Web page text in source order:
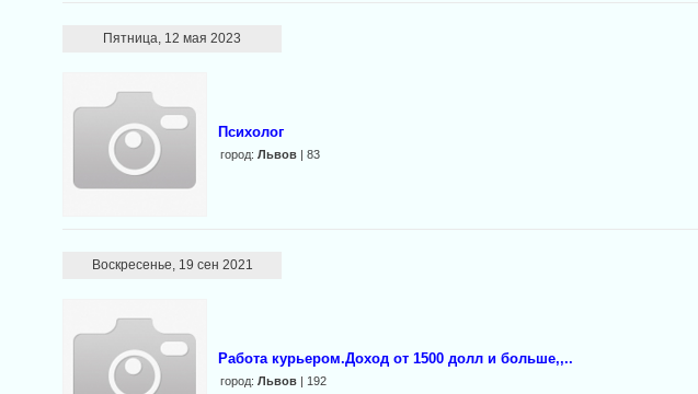
Пятница, 12 мая 2023
Психолог
город:Львов | 83
Воскресенье, 19 сен 2021
Работа курьером.Доход от 1500 долл и больше,,..
город:Львов | 192